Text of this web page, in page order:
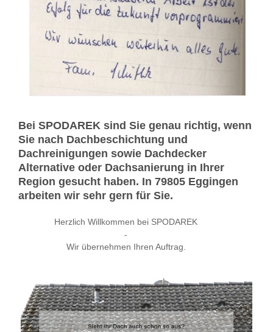
Bei SPODAREK sind Sie genau richtig, wenn
Sie nach Dachbeschichtung und
Dachreinigungen sowie Dachdecker
Alternative oder Dachsanierung in Ihrer
Region gesucht haben. In 79805 Eggingen
arbeiten wir sehr gern für Sie.
Herzlich Willkommen bei SPODAREK
-
Wir übernehmen Ihren Auftrag.